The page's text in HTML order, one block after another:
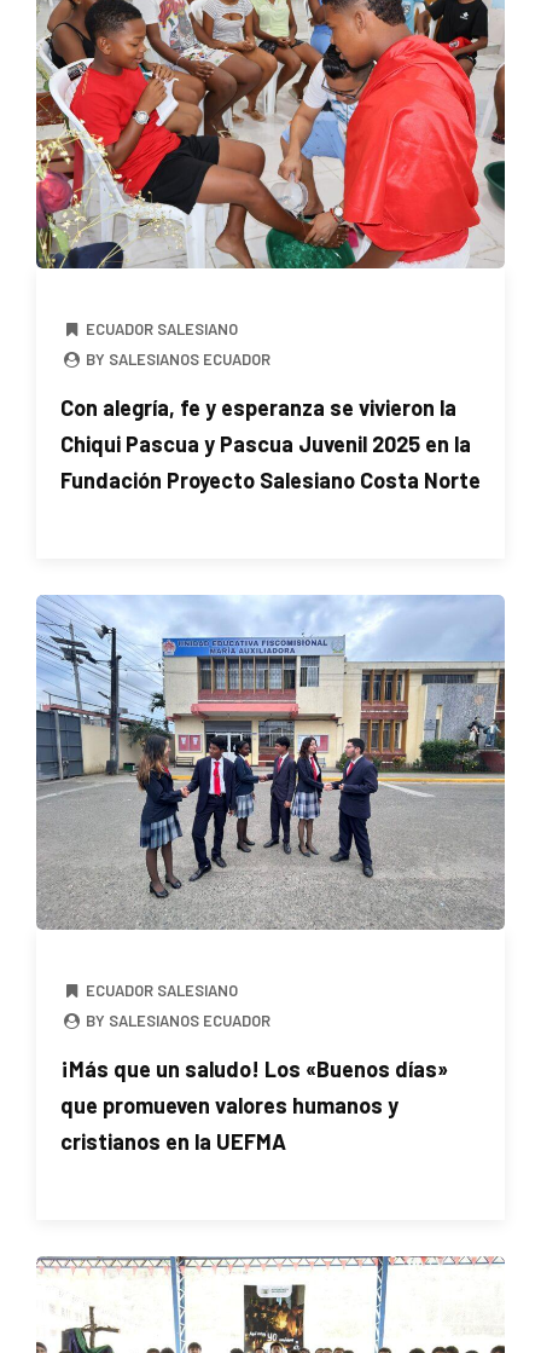
ECUADOR SALESIANO
BY SALESIANOS ECUADOR
Con alegría, fe y esperanza se vivieron la
Chiqui Pascua y Pascua Juvenil 2025 en la
Fundación Proyecto Salesiano Costa Norte
ECUADOR SALESIANO
BY SALESIANOS ECUADOR
¡Más que un saludo! Los «Buenos días»
que promueven valores humanos y
cristianos en la UEFMA